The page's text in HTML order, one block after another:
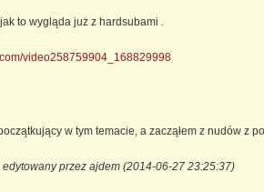
to wygląda już z hardsubami .
video258759904_168829998
w tym temacie, a zacząłem z nudów z
edytowany przez ajdem (2014-06-27 23:25:37)